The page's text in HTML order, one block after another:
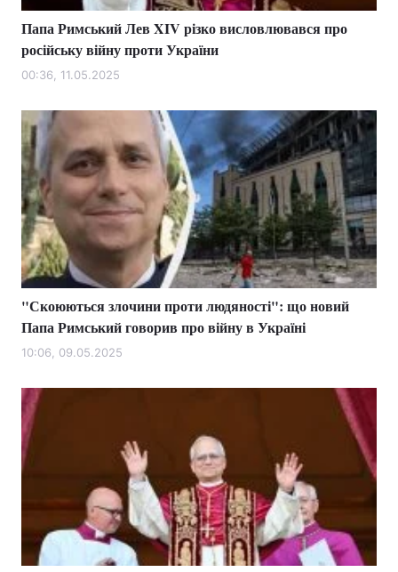
Папа Римський Лев XIV різко висловлювався про
російську війну проти України
00:36, 11.05.2025
"Скоюються злочини проти людяності": що новий
Папа Римський говорив про війну в Україні
10:06, 09.05.2025